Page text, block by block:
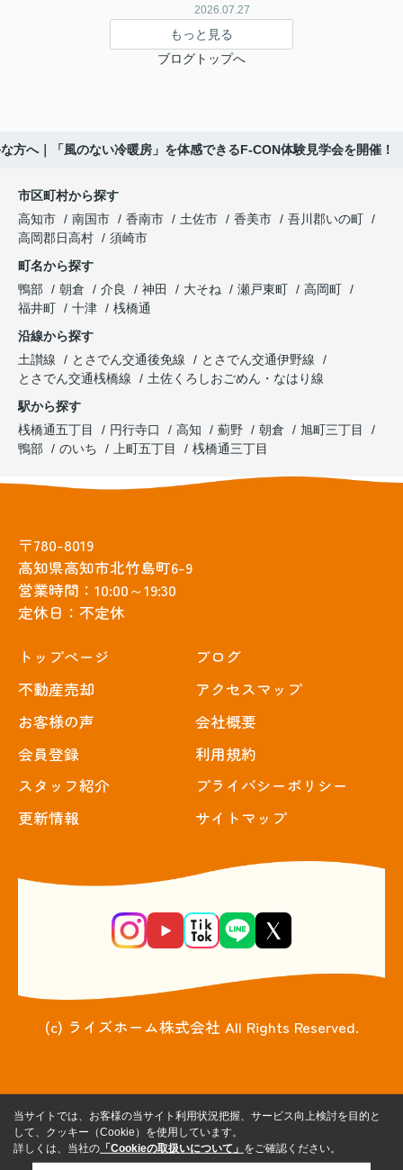
2026.07.27
もっと見る
ブログトップへ
方へ｜「風のない冷暖房」を体感できるF-CON体験見学会を開催！
市区町村から探す
高知市
南国市 香南市 土佐市 香美市
吾川郡いの町
高岡郡日高村
須崎市
町名から探す
鴨部
朝倉 介良 神田 大そね 瀬戸東町
高岡町
福井町
十津
桟橋通
沿線から探す
土讃線
とさでん交通後免線
とさでん交通伊野線
とさでん交通桟橋線
土佐くろしおごめん・なはり線
駅から探す
桟橋通五丁目
円行寺口 高知 薊野 朝倉
旭町三丁目
鴨部
のいち 上町五丁目 桟橋通三丁目
〒780-8019
高知県高知市北竹島町6-9
営業時間：10:00～19:30
定休日：不定休
トップぺージ
不動産売却
お客様の声
会員登録
スタッフ紹介
更新情報
ブログ
アクセスマップ
会社概要
利用規約
プライバシーポリシー
サイトマップ
(c) ライズホーム株式会社 All Rights Reserved.
当サイトでは、お客様の当サイト利用状況把握、サービス向上検討を目的と
して、クッキー（Cookie）を使用しています。
詳しくは、当社の 「Cookieの取扱いについて」 をご確認ください。